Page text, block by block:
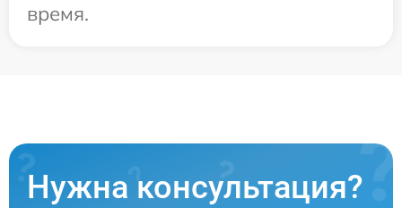
время.
Нужна консультация?